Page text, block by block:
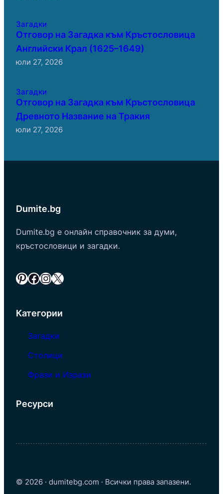
Загадки
Отговор на Загадка към Кръстословица
Английски Крал (1625–1649)
юли 27, 2026
Загадки
Отговор на Загадка към Кръстословица
Древното Название на Тракия
юли 27, 2026
Dumite.bg
Dumite.bg е онлайн справочник за думи,
кръстословици и загадки.
Pinterest Facebook InstagramX
Категории
Загадки
Столици
Фрази и Изрази
Ресурси
© 2026 · dumitebg.com · Всички права запазени.